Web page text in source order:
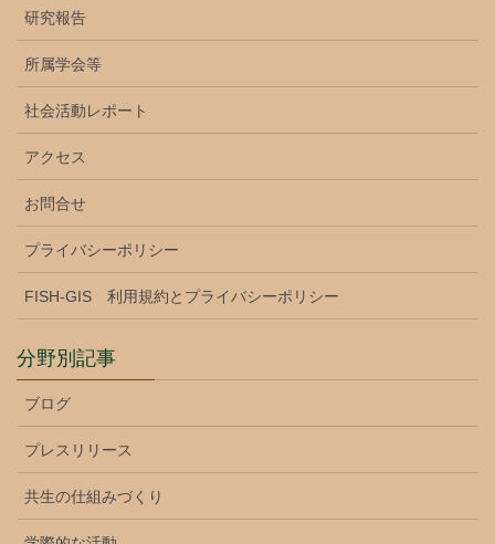
研究報告
所属学会等
社会活動レポート
アクセス
お問合せ
プライバシーポリシー
FISH-GIS 利用規約とプライバシーポリシー
分野別記事
ブログ
プレスリリース
共生の仕組みづくり